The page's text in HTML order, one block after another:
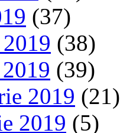
(37)
(38)
(39)
2019 (21)
2019 (5)